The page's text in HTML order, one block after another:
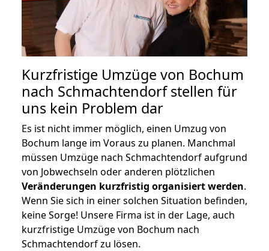
Kurzfristige Umzüge von Bochum
nach Schmachtendorf stellen für
uns kein Problem dar
Es ist nicht immer möglich, einen Umzug von
Bochum lange im Voraus zu planen. Manchmal
müssen Umzüge nach Schmachtendorf aufgrund
von Jobwechseln oder anderen plötzlichen
Veränderungen kurzfristig organisiert werden.
Wenn Sie sich in einer solchen Situation befinden,
keine Sorge! Unsere Firma ist in der Lage, auch
kurzfristige Umzüge von Bochum nach
Schmachtendorf zu lösen.